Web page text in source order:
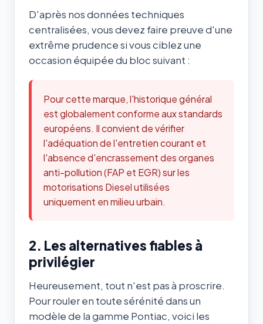
D'après nos données techniques
centralisées, vous devez faire preuve d'une
extrême prudence si vous ciblez une
occasion équipée du bloc suivant :
Pour cette marque, l'historique général
est globalement conforme aux standards
européens. Il convient de vérifier
l'adéquation de l'entretien courant et
l'absence d'encrassement des organes
anti-pollution (FAP et EGR) sur les
motorisations Diesel utilisées
uniquement en milieu urbain.
2. Les alternatives fiables à
privilégier
Heureusement, tout n'est pas à proscrire.
Pour rouler en toute sérénité dans un
modèle de la gamme Pontiac, voici les